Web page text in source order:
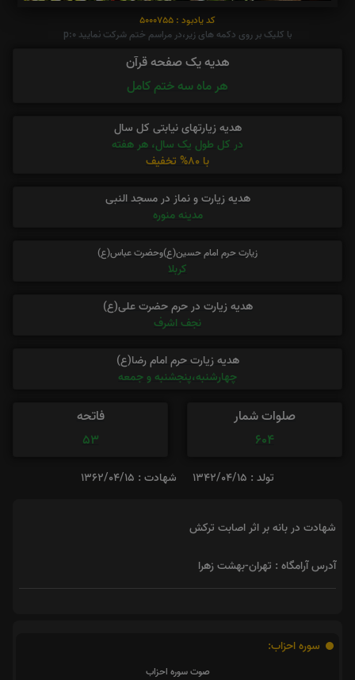
کد یادبود : 5000755
با کلیک بر روی دکمه های زیر،در مراسم ختم شرکت نمایید p:0
هدیه یک صفحه قرآن
هر ماه سه ختم کامل
هدیه زیارتهای نیابتی کل سال
در کل طول یک سال، هر هفته
با 80% تخفیف
هدیه زیارت و نماز در مسجد النبی
مدینه منوره
زیارت حرم امام حسین(ع)وحضرت عباس(ع)
کربلا
هدیه زیارت در حرم حضرت علی(ع)
نجف اشرف
هدیه زیارت حرم امام رضا(ع)
چهارشنبه،پنجشنبه و جمعه
صلوات شمار
604
فاتحه
53
تولد : 1342/04/15 شهادت : 1362/04/15
شهادت در بانه بر اثر اصابت ترکش
آدرس آرامگاه : تهران-بهشت زهرا
سوره احزاب:
صوت سوره احزاب